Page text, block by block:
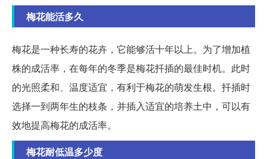
梅花能活多久
梅花是一种长寿的花卉，它能够活十年以上。为了增加植
株的成活率，在每年的冬季是梅花扦插的最佳时机。此时
的光照柔和、温度适宜，有利于梅花的萌发生根。扦插时
选择一到两年生的枝条，并插入适宜的培养土中，可以有
效地提高梅花的成活率。
梅花耐低温多少度